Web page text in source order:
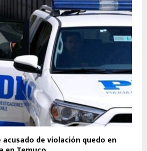
de violación quedo en